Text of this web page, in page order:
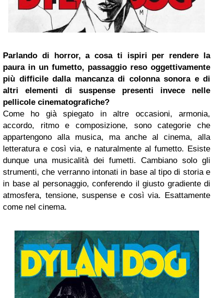
Parlando di horror, a cosa ti ispiri per rendere la
paura in un fumetto, passaggio reso oggettivamente
più difficile dalla mancanza di colonna sonora e di
altri elementi di suspense presenti invece nelle
pellicole cinematografiche?
Come ho già spiegato in altre occasioni, armonia,
accordo, ritmo e composizione, sono categorie che
appartengono alla musica, ma anche al cinema, alla
letteratura e così via, e naturalmente al fumetto. Esiste
dunque una musicalità dei fumetti. Cambiano solo gli
strumenti, che verranno intonati in base al tipo di storia e
in base al personaggio, conferendo il giusto gradiente di
atmosfera, tensione, suspense e così via. Esattamente
come nel cinema.